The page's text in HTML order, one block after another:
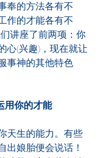
奉的方法各有不
作的才能各有不
讲座了前两项：你
心(兴趣)，现在就让
事神的其他特色
用你的才能
生的能力。有些
出娘胎便会说话！